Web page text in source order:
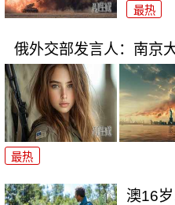
最热
俄外交部发言人：南京
最热
澳16